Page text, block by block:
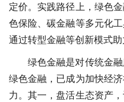
定价。实践路径上，绿色
色保险、碳金融等多元化
通过转型金融等创新模式
绿色金融是对传统金
绿色金融，已成为加快经
力。其一，盘活生态资产